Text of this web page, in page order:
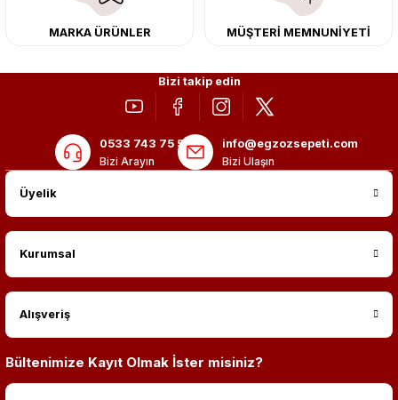
MARKA ÜRÜNLER MÜŞTERİ MEMNUNİYETİ
Bizi takip edin
0533 743 75 56
Bizi Arayın
info@egzozsepeti.com
Bizi Ulaşın
Üyelik
Kurumsal
Alışveriş
Bültenimize Kayıt Olmak İster misiniz?